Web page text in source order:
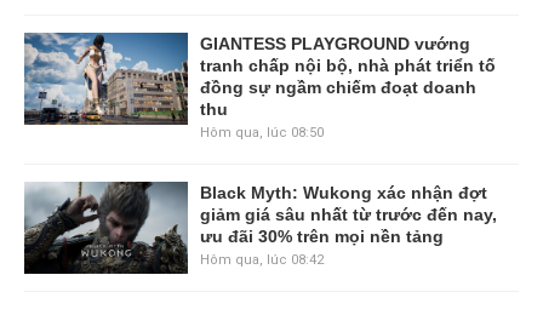
GIANTESS PLAYGROUND vướng
tranh chấp nội bộ, nhà phát triển tố
đồng sự ngầm chiếm đoạt doanh
thu
Hôm qua, lúc 08:50
Black Myth: Wukong xác nhận đợt
giảm giá sâu nhất từ trước đến nay,
ưu đãi 30% trên mọi nền tảng
Hôm qua, lúc 08:42